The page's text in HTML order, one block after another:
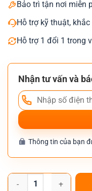
Bảo trì tận nơi miễn
Hỗ trợ kỹ thuật,
Hỗ trợ 1 đổi 1 trong
Nhận tư vấn và
Thông tin của bạn
Cho Thuê Máy Photocopy